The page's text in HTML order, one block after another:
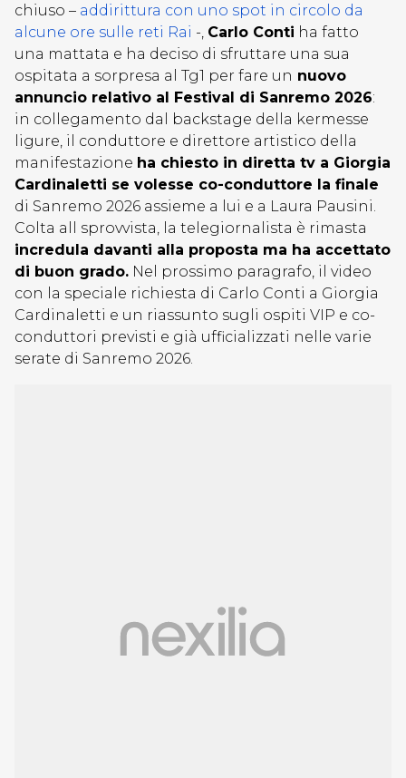
chiuso – addirittura con uno spot in circolo da
alcune ore sulle reti Rai -, Carlo Conti ha fatto
una mattata e ha deciso di sfruttare una sua
ospitata a sorpresa al Tg1 per fare un nuovo
annuncio relativo al Festival di Sanremo 2026:
in collegamento dal backstage della kermesse
ligure, il conduttore e direttore artistico della
manifestazione ha chiesto in diretta tv a Giorgia
Cardinaletti se volesse co-conduttore la finale
di Sanremo 2026 assieme a lui e a Laura Pausini.
Colta all sprovvista, la telegiornalista è rimasta
incredula davanti alla proposta ma ha accettato
di buon grado. Nel prossimo paragrafo, il video
con la speciale richiesta di Carlo Conti a Giorgia
Cardinaletti e un riassunto sugli ospiti VIP e co-
conduttori previsti e già ufficializzati nelle varie
serate di Sanremo 2026.